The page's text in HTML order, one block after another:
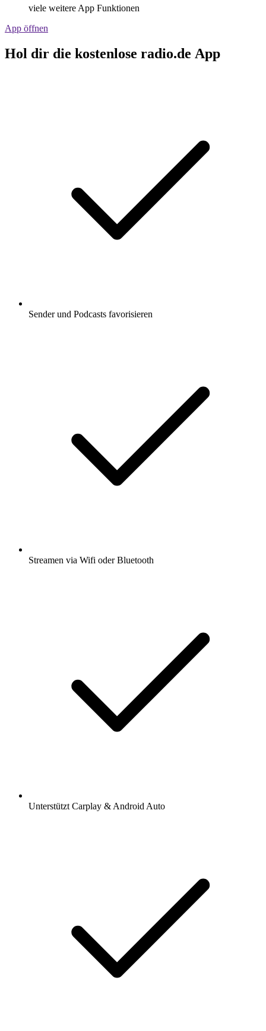
viele weitere App Funktionen
App öffnen
Hol dir die kostenlose radio.de App
Sender und Podcasts favorisieren
Streamen via Wifi oder Bluetooth
Unterstützt Carplay & Android Auto